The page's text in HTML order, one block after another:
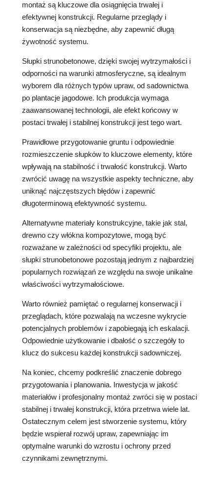
montaż są kluczowe dla osiągnięcia trwałej i
efektywnej konstrukcji. Regularne przeglądy i
konserwacja są niezbędne, aby zapewnić długą
żywotność systemu.
Słupki strunobetonowe, dzięki swojej wytrzymałości i
odporności na warunki atmosferyczne, są idealnym
wyborem dla różnych typów upraw, od sadownictwa
po plantacje jagodowe. Ich produkcja wymaga
zaawansowanej technologii, ale efekt końcowy w
postaci trwałej i stabilnej konstrukcji jest tego wart.
Prawidłowe przygotowanie gruntu i odpowiednie
rozmieszczenie słupków to kluczowe elementy, które
wpływają na stabilność i trwałość konstrukcji. Warto
zwrócić uwagę na wszystkie aspekty techniczne, aby
uniknąć najczęstszych błędów i zapewnić
długoterminową efektywność systemu.
Alternatywne materiały konstrukcyjne, takie jak stal,
drewno czy włókna kompozytowe, mogą być
rozważane w zależności od specyfiki projektu, ale
słupki strunobetonowe pozostają jednym z najbardziej
popularnych rozwiązań ze względu na swoje unikalne
właściwości wytrzymałościowe.
Warto również pamiętać o regularnej konserwacji i
przeglądach, które pozwalają na wczesne wykrycie
potencjalnych problemów i zapobiegają ich eskalacji.
Odpowiednie użytkowanie i dbałość o szczegóły to
klucz do sukcesu każdej konstrukcji sadowniczej.
Na koniec, chcemy podkreślić znaczenie dobrego
przygotowania i planowania. Inwestycja w jakość
materiałów i profesjonalny montaż zwróci się w postaci
stabilnej i trwałej konstrukcji, która przetrwa wiele lat.
Ostatecznym celem jest stworzenie systemu, który
będzie wspierał rozwój upraw, zapewniając im
optymalne warunki do wzrostu i ochrony przed
czynnikami zewnętrznymi.